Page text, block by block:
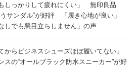
しっかりして疲れにくい」 無印良品
サンダル”が好評 「履き心地が良い」
しでも悪目立ちしません」の声
からビジネスシューズほぼ履いてない」
スの“オールブラック防水スニーカー”が好